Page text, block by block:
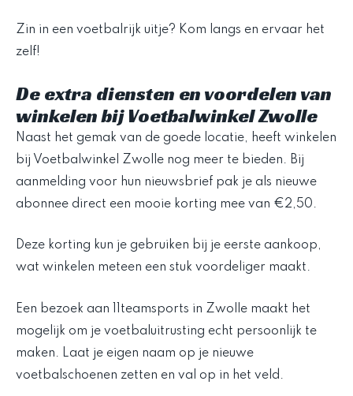
Zin in een voetbalrijk uitje? Kom langs en ervaar het
zelf!
De extra diensten en voordelen van
winkelen bij Voetbalwinkel Zwolle
Naast het gemak van de goede locatie, heeft winkelen
bij Voetbalwinkel Zwolle nog meer te bieden. Bij
aanmelding voor hun nieuwsbrief pak je als nieuwe
abonnee direct een mooie korting mee van €2,50.
Deze korting kun je gebruiken bij je eerste aankoop,
wat winkelen meteen een stuk voordeliger maakt.
Een bezoek aan 11teamsports in Zwolle maakt het
mogelijk om je voetbaluitrusting echt persoonlijk te
maken. Laat je eigen naam op je nieuwe
voetbalschoenen zetten en val op in het veld.